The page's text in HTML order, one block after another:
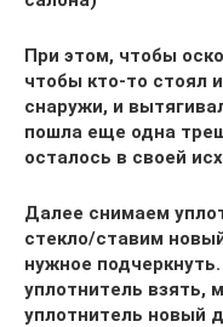
При этом, чтобы
чтобы кто-то стоял
снаружи, и
пошла еще одна
осталось в своей
Далее снимаем
стекло/ставим
нужное
уплотнитель взять,
уплотнитель новый